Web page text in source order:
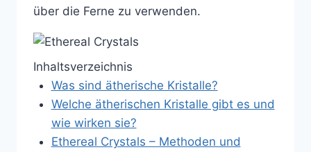
über die Ferne zu verwenden.
Inhaltsverzeichnis
Was sind ätherische Kristalle?
Welche ätherischen Kristalle gibt es und
wie wirken sie?
Ethereal Crystals – Methoden und